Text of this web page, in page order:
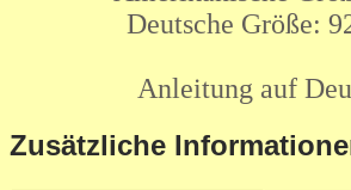
Deutsche Größe:
Anleitung auf
Zusätzliche